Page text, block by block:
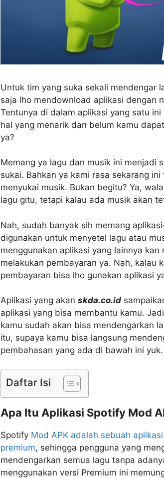
Untuk tim yang suka sekali mendengar
saja lho mendownload aplikasi dengan
Tentunya di dalam aplikasi yang satu
hal yang menarik dan belum kamu
ya?
Memang ya lagu dan musik ini menjadi
sukai. Bahkan ya kami rasa sekarang
menyukai musik. Bukan begitu? Ya,
lagu gitu, tetapi kalau ada musik akan
Nah, sudah banyak sih memang
digunakan untuk menyetel lagu atau
menggunakan aplikasi yang lainnya
melakukan pembayaran ya. Nah, kalau
pembayaran bisa lho gunakan aplikasi
Aplikasi yang akan skda.co.id
aplikasi yang bisa membantu kamu.
kamu sudah akan bisa mendengarkan
itu, supaya kamu bisa langsung
pembahasan yang ada di bawah ini yuk.
Daftar Isi
Apa Itu Aplikasi Spotify Mod
Spotify Mod APK adalah sebuah
premium, sehingga pengguna yang
mendengarkan semua lagu tanpa
menggunakan versi Premium ini